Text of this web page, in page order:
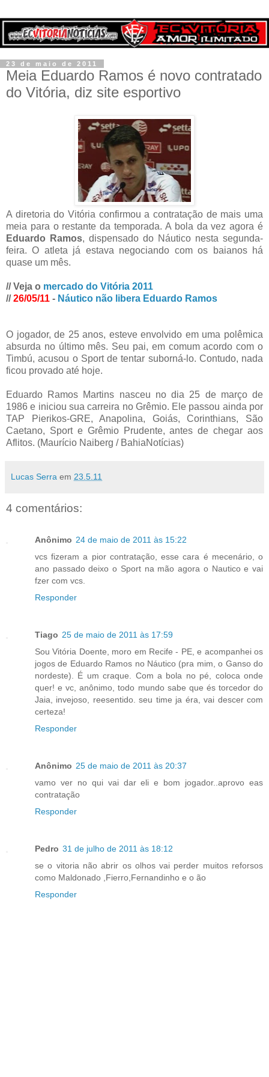
23 de maio de 2011
Meia Eduardo Ramos é novo contratado
do Vitória, diz site esportivo
A diretoria do Vitória confirmou a contratação de mais uma
meia para o restante da temporada. A bola da vez agora é
Eduardo Ramos, dispensado do Náutico nesta segunda-
feira. O atleta já estava negociando com os baianos há
quase um mês.
// Veja o mercado do Vitória 2011
//26/05/11 - Náutico não libera Eduardo Ramos
O jogador, de 25 anos, esteve envolvido em uma polêmica
absurda no último mês. Seu pai, em comum acordo com o
Timbú, acusou o Sport de tentar suborná-lo. Contudo, nada
ficou provado até hoje.
Eduardo Ramos Martins nasceu no dia 25 de março de
1986 e iniciou sua carreira no Grêmio. Ele passou ainda por
TAP Pierikos-GRE, Anapolina, Goiás, Corinthians, São
Caetano, Sport e Grêmio Prudente, antes de chegar aos
Aflitos. (Maurício Naiberg / BahiaNotícias)
Lucas Serra em 23.5.11
4 comentários:
Anônimo 24 de maio de 2011 às 15:22
vcs fizeram a pior contratação, esse cara é mecenário, o
ano passado deixo o Sport na mão agora o Nautico e vai
fzer com vcs.
Responder
Tiago 25 de maio de 2011 às 17:59
Sou Vitória Doente, moro em Recife - PE, e acompanhei os
jogos de Eduardo Ramos no Náutico (pra mim, o Ganso do
nordeste). É um craque. Com a bola no pé, coloca onde
quer! e vc, anônimo, todo mundo sabe que és torcedor do
Jaia, invejoso, reesentido. seu time ja éra, vai descer com
certeza!
Responder
Anônimo 25 de maio de 2011 às 20:37
vamo ver no qui vai dar eli e bom jogador..aprovo eas
contratação
Responder
Pedro 31 de julho de 2011 às 18:12
se o vitoria não abrir os olhos vai perder muitos reforsos
como Maldonado ,Fierro,Fernandinho e o ão
Responder